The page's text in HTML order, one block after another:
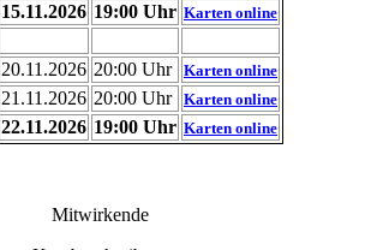
15.11.2026 19:00 Uhr Karten online
20.11.2026 20:00 Uhr Karten online
21.11.2026 20:00 Uhr Karten online
22.11.2026 19:00 Uhr Karten online
Mitwirkende